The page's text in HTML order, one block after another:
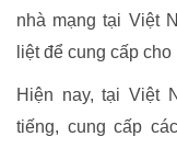
nhà mạng tại Việt
liệt để cung cấp
Hiện nay, tại Việt
tiếng, cung cấp